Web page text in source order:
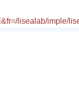
lisealab/imple/